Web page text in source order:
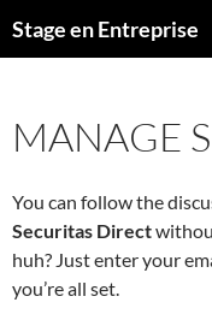
auStage en Entreprise
MANAGE
You can follow the
Securitas Direct
huh? Just enter your
you’re all set.